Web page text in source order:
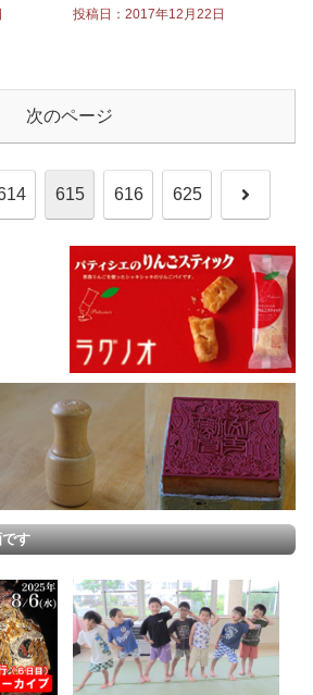
投稿日：2017年12月22日
次のページ
615 616 625 次
す